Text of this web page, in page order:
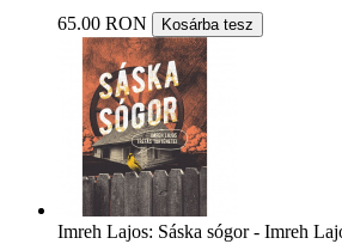
65.00 RON Kosárba tesz
Imreh Lajos: Sáska sógor - Imreh